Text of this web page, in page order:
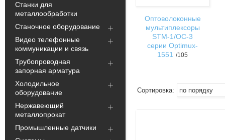
Станки для
металлообработки
Станочное оборудование
Видео телефонные
коммуникации и связь
Трубопроводная
запорная арматура
Холодильное
оборудование
Нержавеющий
металлопрокат
Промышленные датчики
Оптоволоконные
мультиплексоры
STM-1/OC-3
серии Optimux-
1551
105